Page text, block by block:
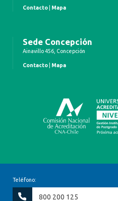
Contacto Mapa
Sede Concepción
Ainavillo 456, Concepción
Contacto Mapa
Teléfono:
800 200 125